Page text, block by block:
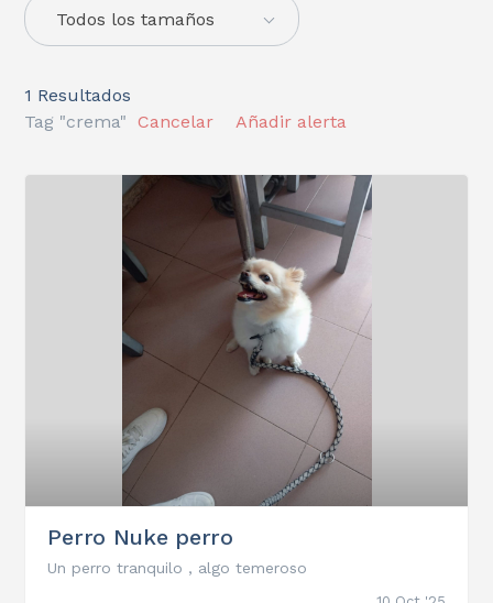
Todos los tamaños
1 Resultados
Tag "crema"
Cancelar Añadir alerta
Perro Nuke perro
Un perro tranquilo , algo temeroso